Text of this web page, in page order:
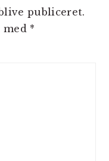
publiceret.
med *